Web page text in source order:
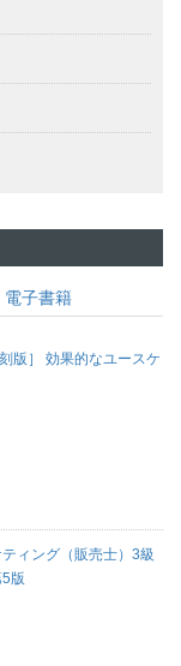
電子書籍
版］ 効果的なユースケ
ィング（販売士）3級
版